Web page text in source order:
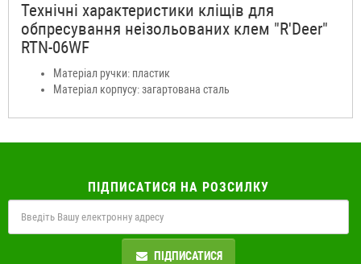
Технічні характеристики кліщів для
обпресування неізольованих клем "R'Deer"
RTN-06WF
Матеріал ручки: пластик
Матеріал корпусу: загартована сталь
ПІДПИСАТИСЯ НА РОЗСИЛКУ
ПІДПИСАТИСЯ